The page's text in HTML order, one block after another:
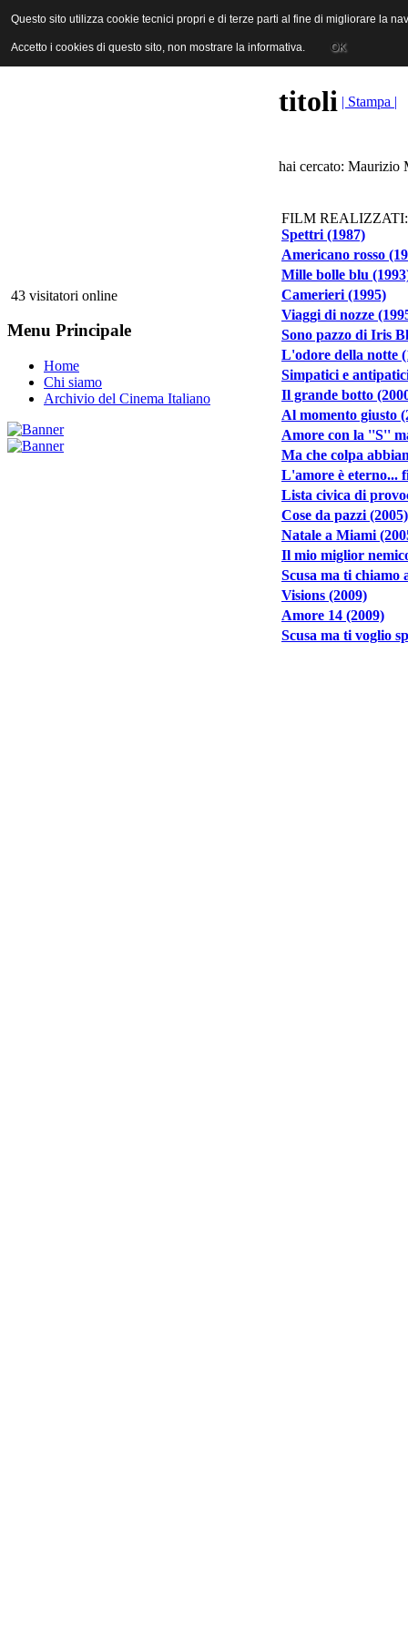
ANICA | Associazione Nazionale Industrie Cinematografiche
43 visitatori online
Menu Principale
Home
Chi siamo
Archivio del Cinema Italiano
titoli | Stampa |
hai cercato: Maurizio
FILM REALIZZATI:
Spettri (1987)
Americano rosso
Mille bolle blu
Camerieri (1995)
Viaggi di nozze
Sono pazzo di Iris
L'odore della notte
Simpatici e
Il grande botto
Al momento giusto
Amore con la ''S''
Ma che colpa
L'amore è eterno...
Lista civica di
Cose da pazzi (2005)
Natale a Miami
Il mio miglior
Scusa ma ti chiamo
Visions (2009)
Amore 14 (2009)
Scusa ma ti voglio
Questo sito utilizza cookie tecnici propri e di terze parti al fine di migliorare la
Accetto i cookies di questo sito, non mostrare la informativa. OK
Questo sito utilizza cookie tecnici propri e di terze parti al fine di migliorare la
Accetto i cookies di questo sito, non mostrare la informativa. OK